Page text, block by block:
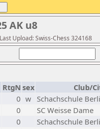
AK u8
Upload: Swiss-Chess 324168
RtgN sex
Club/
0 w Schachschule
0
SC Weisse Dame
0
Schachschule